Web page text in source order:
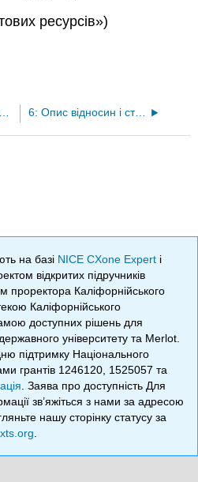
ресурсів»)
ресурсів 6: Опис відносин і структур
на базі NICE CXone Expert і
відкритих підручників
проректора Каліфорнійського
Каліфорнійського
доступних рішень для
університету та Merlot.
підтримку Національного
грантів 1246120, 1525057 та
. Заява про доступність Для
зв’яжіться з нами за адресою
нашу сторінку статусу за